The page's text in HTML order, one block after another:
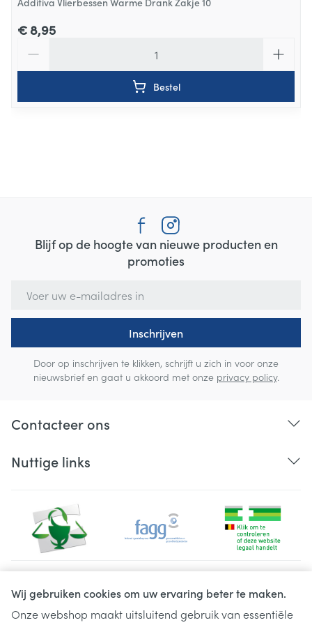
Wij gebruiken cookies om uw ervaring beter te maken.
Onze webshop maakt uitsluitend gebruik van essentiële
€ 8,95
Bestel
Blijf op de hoogte van nieuwe producten en
promoties
Inschrijven
Door op inschrijven te klikken, schrijft u zich in voor onze
nieuwsbrief en gaat u akkoord met onze privacy policy.
Contacteer ons
Nuttige links
Juridische links